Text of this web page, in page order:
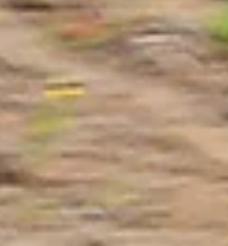
897 cv. A marca chinesa do consórcio Geely
posiciona-o como uma proposta de
no mercado “premium”, categoria dominada
por marcas alemãs. Desenvolvido no centro
tecnológico da marc